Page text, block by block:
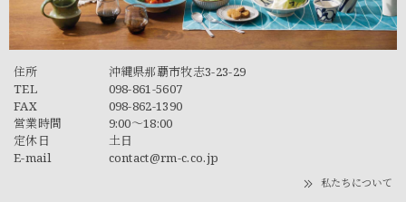
住所
沖縄県那覇市牧志3-23-29
TEL
098-861-5607
FAX
098-862-1390
営業時間
9:00～18:00
定休日
土日
E-mail
contact@rm-c.co.jp
私たちについて